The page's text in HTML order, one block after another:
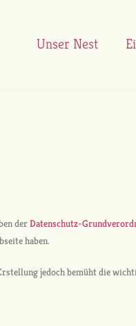
Unser Nest
derDatenschutz-
haben.
jedoch bemüht die